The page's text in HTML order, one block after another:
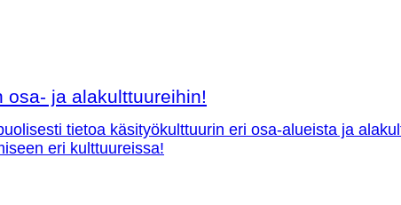
ja alakulttuureihin!
tietoa käsityökulttuurin eri osa-alueista ja
eri kulttuureissa!